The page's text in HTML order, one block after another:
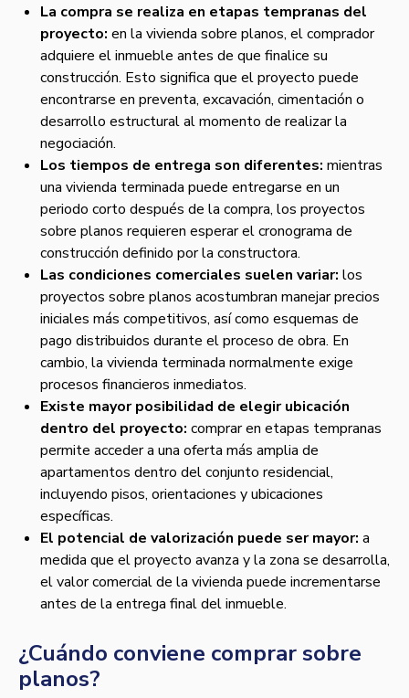
La compra se realiza en etapas tempranas del
proyecto: en la vivienda sobre planos, el comprador
adquiere el inmueble antes de que finalice su
construcción. Esto significa que el proyecto puede
encontrarse en preventa, excavación, cimentación o
desarrollo estructural al momento de realizar la
negociación.
Los tiempos de entrega son diferentes: mientras
una vivienda terminada puede entregarse en un
periodo corto después de la compra, los proyectos
sobre planos requieren esperar el cronograma de
construcción definido por la constructora.
Las condiciones comerciales suelen variar: los
proyectos sobre planos acostumbran manejar precios
iniciales más competitivos, así como esquemas de
pago distribuidos durante el proceso de obra. En
cambio, la vivienda terminada normalmente exige
procesos financieros inmediatos.
Existe mayor posibilidad de elegir ubicación
dentro del proyecto: comprar en etapas tempranas
permite acceder a una oferta más amplia de
apartamentos dentro del conjunto residencial,
incluyendo pisos, orientaciones y ubicaciones
específicas.
El potencial de valorización puede ser mayor: a
medida que el proyecto avanza y la zona se desarrolla,
el valor comercial de la vivienda puede incrementarse
antes de la entrega final del inmueble.
¿Cuándo conviene comprar sobre
planos?